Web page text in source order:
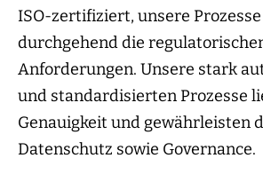
ISO-zertifiziert, unsere
durchgehend die
Anforderungen. Unsere stark
und standardisierten Prozesse
Genauigkeit und gewährleisten
Datenschutz sowie Governance.